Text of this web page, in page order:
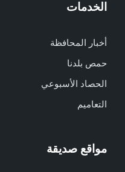
الخدمات
أخبار المحافظة
حمص بلدنا
الحصاد الأسبوعي
التعاميم
مواقع صديقة